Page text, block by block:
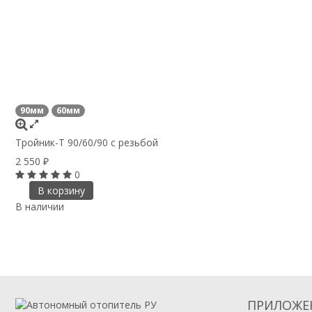
90мм 60мм
Тройник-T 90/60/90 с резьбой
2 550 ₽
0
В корзину
В наличии